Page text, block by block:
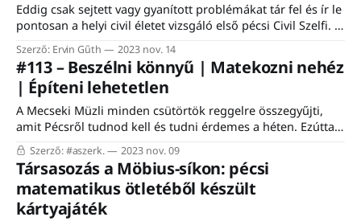
Eddig csak sejtett vagy gyanított problémákat tár fel és ír le
pontosan a helyi civil életet vizsgáló első pécsi Civil Szelfi. A
Pécsi Közösségi Alapítvány egy európai uniós pályázatnak
köszönhetően hiánypótló kutatásba kezdett, ugyanis eddig
legfeljebb becsléseink lehettek a pécsi civilek valós
helyzetéről. Módszertani és tartalmi problémákat is ki
kellett
Szerző: Ervin Gűth 2023 nov. 14
#113 – Beszélni könnyű | Matekozni nehéz
| Építeni lehetetlen
A Mecseki Müzli minden csütörtök reggelre összegyűjti,
amit Pécsről tudnod kell és tudni érdemes a héten. Ezúttal
csak az előfizetők kapják a teljes hírlevelet. #aszerk. Az
előző számban meghirdetett felhívásunkra (#112) szépen
gyűlnek az ötletek, témajavaslatok. Már a jelenlegi állás
szerint is, azok az előfizetők, támogató előfizetők, akik
eljönnek a
Szerző: #aszerk. 2023 nov. 09
Társasozás a Möbius-síkon: pécsi
matematikus ötletéből készült
kártyajáték